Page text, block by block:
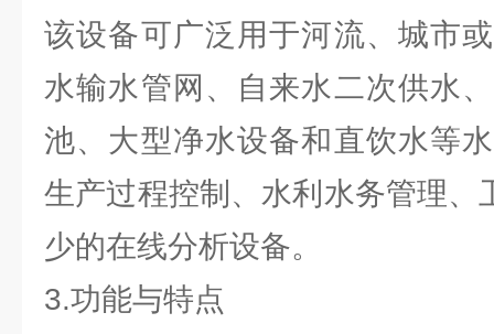
该设备可广泛用于河流、城市
水输水管网、自来水二次供水
池、大型净水设备和直饮水等
生产过程控制、水利水务管理、
少的在线分析设备。
3.功能与特点